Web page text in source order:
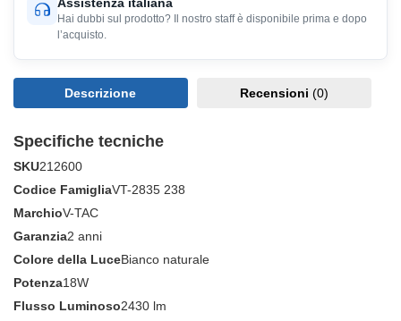
Hai dubbi sul prodotto? Il nostro staff è disponibile prima e dopo
l’acquisto.
Descrizione Recensioni (0)
Specifiche tecniche
SKU212600
Codice FamigliaVT-2835 238
MarchioV-TAC
Garanzia2 anni
Colore della LuceBianco naturale
Potenza18W
Flusso Luminoso2430 lm